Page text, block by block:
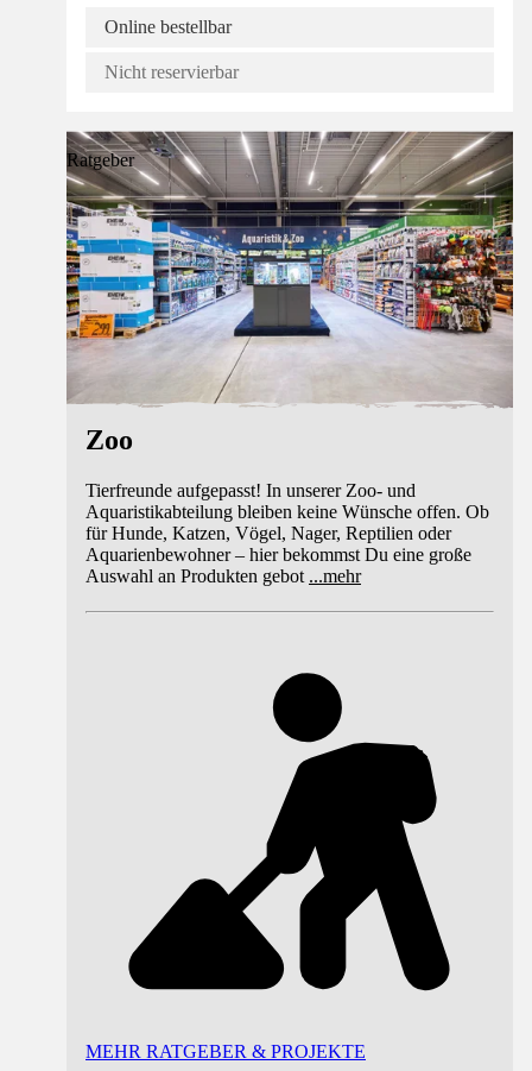
Online bestellbar
Nicht reservierbar
Ratgeber
Zoo
Tierfreunde aufgepasst! In unserer Zoo- und
Aquaristikabteilung bleiben keine Wünsche offen. Ob
für Hunde, Katzen, Vögel, Nager, Reptilien oder
Aquarienbewohner – hier bekommst Du eine große
Auswahl an Produkten gebot ...mehr
MEHR RATGEBER & PROJEKTE